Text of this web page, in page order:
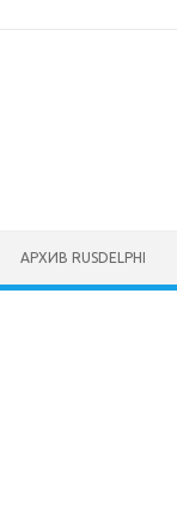
АРХИВ RUSDELPHI